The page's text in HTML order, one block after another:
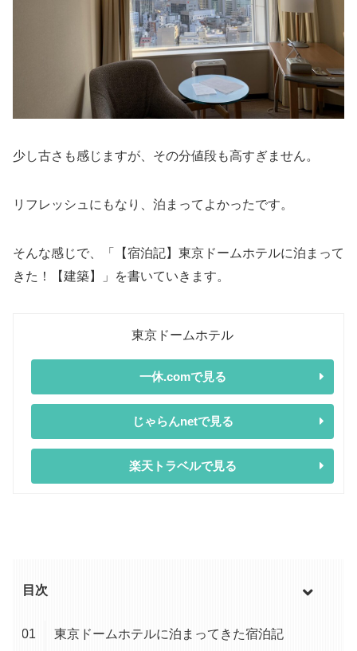
少し古さも感じますが、その分値段も高すぎません。
リフレッシュにもなり、泊まってよかったです。
そんな感じで、「【宿泊記】東京ドームホテルに泊まって
きた！【建築】」を書いていきます。
東京ドームホテル
一休.comで見る
じゃらんnetで見る
楽天トラベルで見る
目次
東京ドームホテルに泊まってきた宿泊記